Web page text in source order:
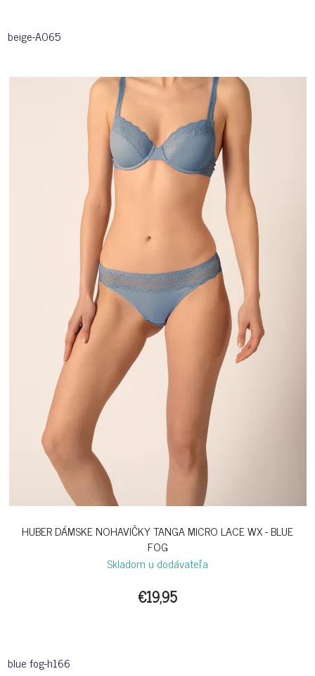
beige-A065
HUBER DÁMSKE NOHAVIČKY TANGA MICRO LACE WX - BLUE
FOG
Skladom u dodávateľa
€19,95
blue fog-h166